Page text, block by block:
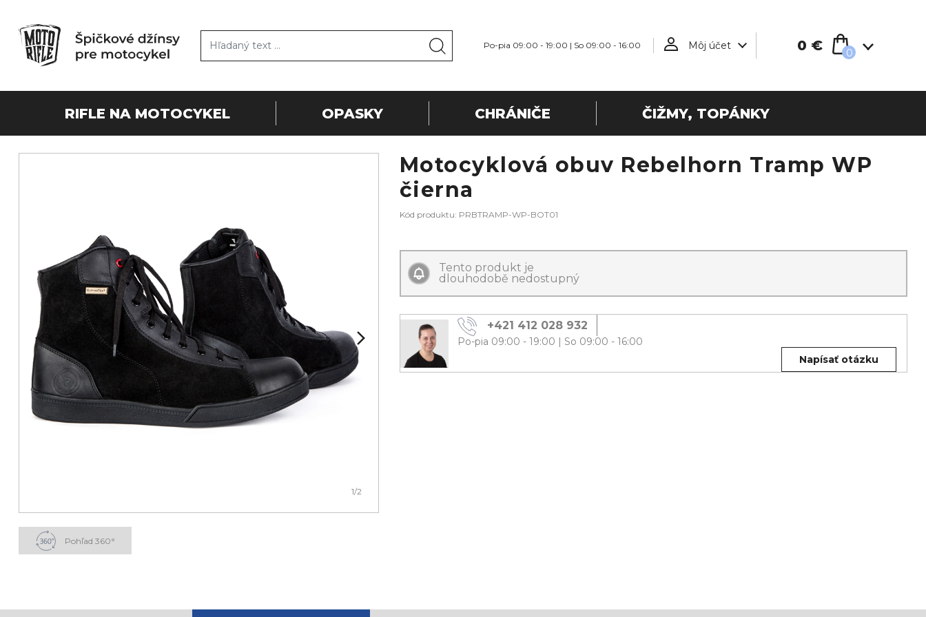
Po-pia 09:00 - 19:00 | So 09:00 - 16:00 Môj účet 0 € 0
RIFLE NA MOTOCYKEL OPASKY CHRÁNIČE ČIŽMY, TOPÁNKY
Motocyklová obuv Rebelhorn Tramp WP
čierna
Kód produktu: PRBTRAMP-WP-BOT01
1/2
Pohľad 360°
Tento produkt je
dlouhodobě nedostupný
+421 412 028 932
Po-pia 09:00 - 19:00
So 09:00 - 16:00
Napísať otázku